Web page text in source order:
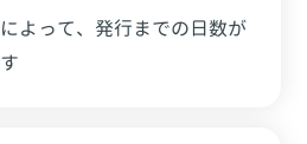
よって、発行までの日数が